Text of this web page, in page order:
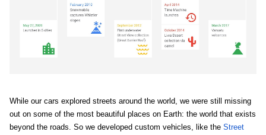
While our cars explored streets around the world, we were still missing
out on some of the most beautiful places on Earth: the world that exists
beyond the roads. So we developed custom vehicles, like the Street